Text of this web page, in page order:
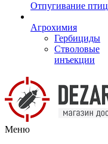
Отпугивание птиц
Агрохимия
Гербициды
Стволовые
инъекции
Меню